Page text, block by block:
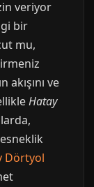
veriyor
bir
mu,
ve
Hatay
Dörtyol